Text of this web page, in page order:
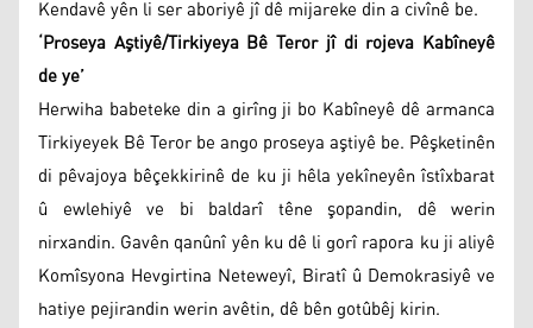
Kendavê yên li ser aboriyê jî dê mijareke din a civînê be.
‘Proseya Aştiyê/Tirkiyeya Bê Teror jî di rojeva Kabîneyê
de ye’
Herwiha babeteke din a girîng ji bo Kabîneyê dê armanca
Tirkiyeyek Bê Teror be ango proseya aştiyê be. Pêşketinên
di pêvajoya bêçekkirinê de ku ji hêla yekîneyên îstîxbarat
û ewlehiyê ve bi baldarî têne şopandin, dê werin
nirxandin. Gavên qanûnî yên ku dê li gorî rapora ku ji aliyê
Komîsyona Hevgirtina Neteweyî, Biratî û Demokrasiyê ve
hatiye pejirandin werin avêtin, dê bên gotûbêj kirin.